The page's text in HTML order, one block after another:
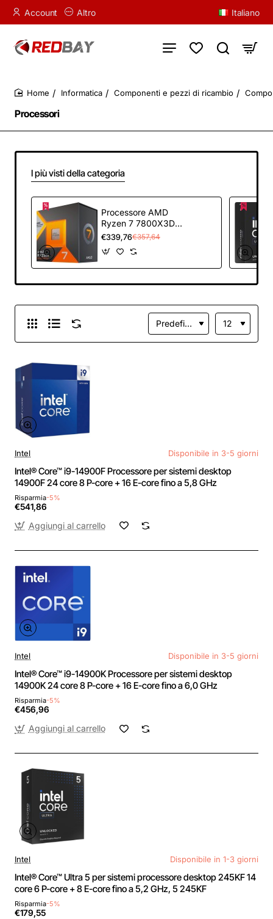
Account Altro Italiano
Processori
Informatica Componenti e pezzi di ricambio
I più visti della categoria
Processore AMD
Ryzen 7 7800X3D
con 3D V Cache
technology (scheda
grafica integrata
Radeon, 8 cores/16
Boost di Frequenza
fino a 5.0 GHz max,
senza ventole)
€339,76€357,64
Intel Disponibile in 3-5 giorni
Intel® Core™ i9-14900F Processore per sistemi desktop
14900F 24 core 8 P-core + 16 E-core fino a 5,8 GHz
Risparmia-5%
€541,86
Aggiungi al carrello
Intel Disponibile in 3-5 giorni
Intel® Core™ i9-14900K Processore per sistemi desktop
14900K 24 core 8 P-core + 16 E-core fino a 6,0 GHz
Risparmia-5%
€456,96
Aggiungi al carrello
Intel Disponibile in 1-3 giorni
Intel® Core™ Ultra 5 per sistemi processore desktop 245KF 14
core 6 P-core + 8 E-core fino a 5,2 GHz, 5 245KF
Risparmia-5%
€179,55